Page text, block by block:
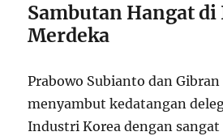
Sambutan Hangat di
Merdeka
Prabowo Subianto dan
menyambut kedatangan
Industri Korea dengan sangat